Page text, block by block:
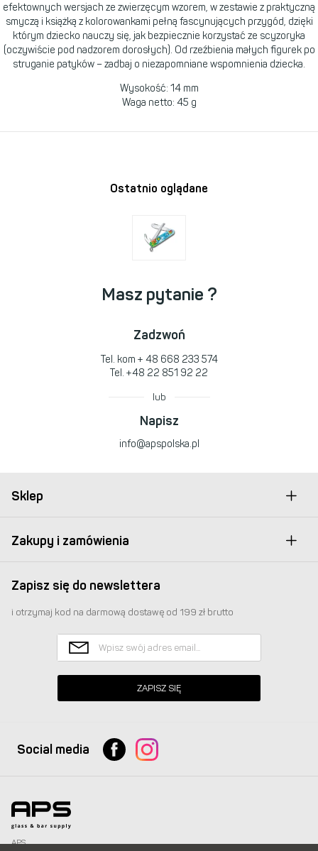
efektownych wersjach ze zwierzęcym wzorem, w zestawie z praktyczną
smyczą i książką z kolorowankami pełną fascynujących przygód, dzięki
którym dziecko nauczy się, jak bezpiecznie korzystać ze scyzoryka
(oczywiście pod nadzorem dorosłych). Od rzeźbienia małych figurek po
struganie patyków – zadbaj o niezapomniane wspomnienia dziecka.
Wysokość: 14 mm
Waga netto: 45 g
Ostatnio oglądane
Masz pytanie ?
Zadzwoń
Tel. kom + 48 668 233 574
Tel. +48 22 851 92 22
lub
Napisz
info@apspolska.pl
Sklep
Zakupy i zamówienia
Zapisz się do newslettera
i otrzymaj kod na darmową dostawę od 199 zł brutto
ZAPISZ SIĘ
Social media
APS